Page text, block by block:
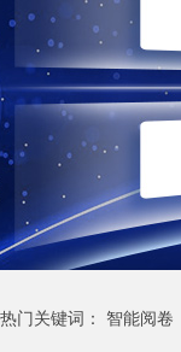
热门关键词： 智能阅卷